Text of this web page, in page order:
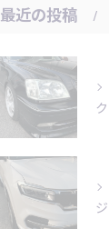
最近の投稿